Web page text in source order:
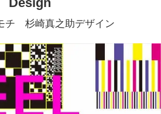
Design
チ 杉崎真之助デザイン